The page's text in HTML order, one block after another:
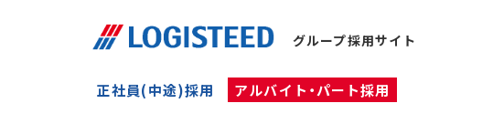
グループ採用サイト
正社員(中途)採用 アルバイト・パート採用